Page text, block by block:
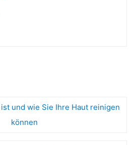
und wie Sie Ihre Haut reinigen
können